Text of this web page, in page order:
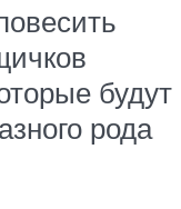
будут
рода